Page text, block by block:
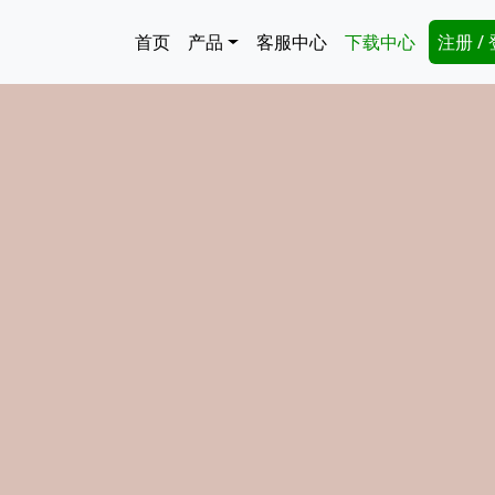
Main navigation
首页 产品 客服中心 下载中心 注册 /